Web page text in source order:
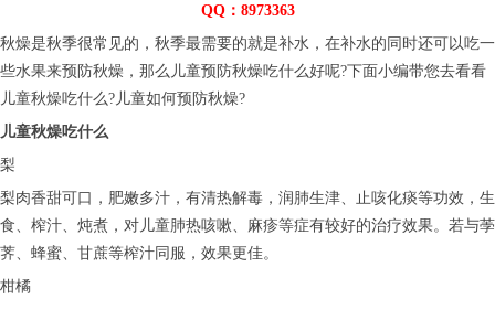
QQ：8973363
秋燥是秋季很常见的，秋季最需要的就是补水，在补水的同时还可以吃一
些水果来预防秋燥，那么儿童预防秋燥吃什么好呢?下面小编带您去看看
儿童秋燥吃什么?儿童如何预防秋燥?
儿童秋燥吃什么
梨
梨肉香甜可口，肥嫩多汁，有清热解毒，润肺生津、止咳化痰等功效，生
食、榨汁、炖煮，对儿童肺热咳嗽、麻疹等症有较好的治疗效果。若与荸
荠、蜂蜜、甘蔗等榨汁同服，效果更佳。
柑橘